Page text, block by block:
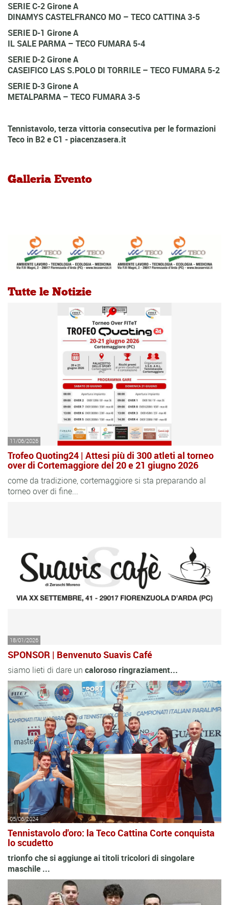
SERIE C-2 Girone A
DINAMYS CASTELFRANCO MO – TECO CATTINA 3-5
SERIE D-1 Girone A
IL SALE PARMA – TECO FUMARA 5-4
SERIE D-2 Girone A
CASEIFICO LAS S.POLO DI TORRILE – TECO FUMARA 5-2
SERIE D-3 Girone A
METALPARMA – TECO FUMARA 3-5
Tennistavolo, terza vittoria consecutiva per le formazioni
Teco in B2 e C1 - piacenzasera.it
Galleria Evento
Tutte le Notizie
11/06/2026
Trofeo Quoting24 | Attesi più di 300 atleti al torneo
over di Cortemaggiore del 20 e 21 giugno 2026
come da tradizione, cortemaggiore si sta preparando al
torneo over di fine...
18/01/2026
SPONSOR | Benvenuto Suavis Café
siamo lieti di dare un calorosoringraziament...
05/06/2024
Tennistavolo d'oro: la Teco Cattina Corte conquista
lo scudetto
trionfo che si aggiunge ai titoli tricolori di singolare
maschile ...